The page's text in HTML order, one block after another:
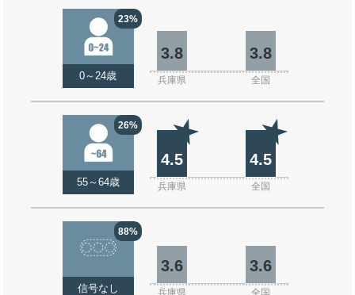
23%
0～24歳
3.8 3.8
兵庫県 全国
26%
55～64歳
4.5 4.5
兵庫県 全国
88%
信号なし
3.6 3.6
兵庫県 全国